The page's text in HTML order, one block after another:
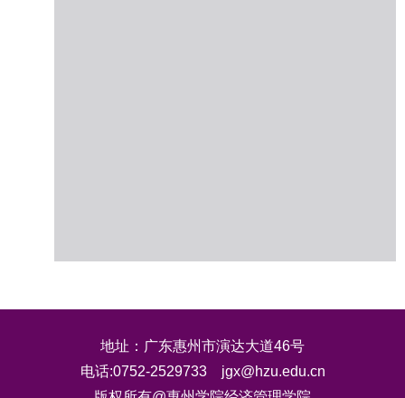
地址：广东惠州市演达大道46号
电话:0752-2529733 jgx@hzu.edu.cn